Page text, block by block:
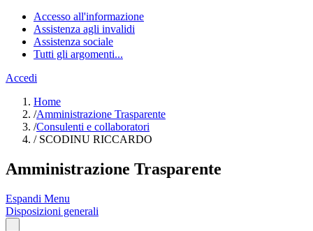
Accesso all'informazione
Assistenza agli invalidi
Assistenza sociale
Tutti gli argomenti...
Accedi
Home
/Amministrazione Trasparente
/Consulenti e collaboratori
/SCODINU RICCARDO
Amministrazione Trasparente
Espandi Menu
Disposizioni generali